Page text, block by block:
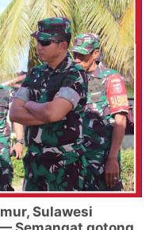
Sulawesi